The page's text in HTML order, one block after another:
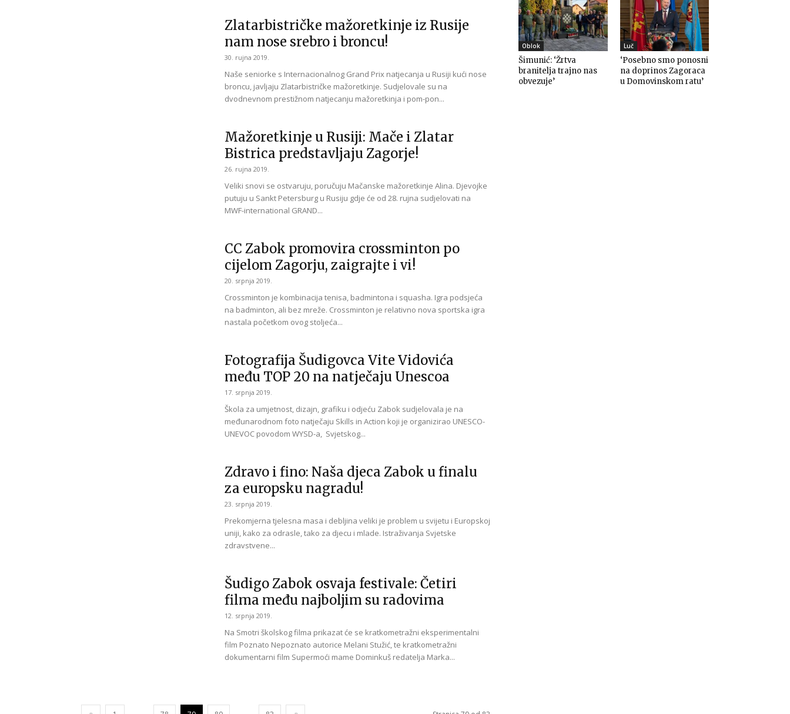
Zlatarbistričke mažoretkinje iz Rusije
nam nose srebro i broncu!
30. rujna 2019.
Naše seniorke s Internacionalnog Grand Prix natjecanja u Rusiji kući nose
broncu, javljaju Zlatarbistričke mažoretkinje. Sudjelovale su na
dvodnevnom prestižnom natjecanju mažoretkinja i pom-pon...
Mažoretkinje u Rusiji: Mače i Zlatar
Bistrica predstavljaju Zagorje!
26. rujna 2019.
Veliki snovi se ostvaruju, poručuju Mačanske mažoretkinje Alina. Djevojke
putuju u Sankt Petersburg u Rusiju gdje će od 28. rujna sudjelovati na
MWF-international GRAND...
CC Zabok promovira crossminton po
cijelom Zagorju, zaigrajte i vi!
20. srpnja 2019.
Crossminton je kombinacija tenisa, badmintona i squasha. Igra podsjeća
na badminton, ali bez mreže. Crossminton je relativno nova sportska igra
nastala početkom ovog stoljeća...
Fotografija Šudigovca Vite Vidovića
među TOP 20 na natječaju Unescoa
17. srpnja 2019.
Škola za umjetnost, dizajn, grafiku i odjeću Zabok sudjelovala je na
međunarodnom foto natječaju Skills in Action koji je organizirao UNESCO-
UNEVOC povodom WYSD-a, Svjetskog...
Zdravo i fino: Naša djeca Zabok u finalu
za europsku nagradu!
23. srpnja 2019.
Prekomjerna tjelesna masa i debljina veliki je problem u svijetu i Europskoj
uniji, kako za odrasle, tako za djecu i mlade. Istraživanja Svjetske
zdravstvene...
Šudigo Zabok osvaja festivale: Četiri
filma među najboljim su radovima
12. srpnja 2019.
Na Smotri školskog filma prikazat će se kratkometražni eksperimentalni
film Poznato Nepoznato autorice Melani Stužić, te kratkometražni
dokumentarni film Supermoći mame Dominkuš redatelja Marka...
Oblok
Šimunić: ‘Žrtva
branitelja trajno nas
obvezuje’
Luč
‘Posebno smo ponosni
na doprinos Zagoraca
u Domovinskom ratu’